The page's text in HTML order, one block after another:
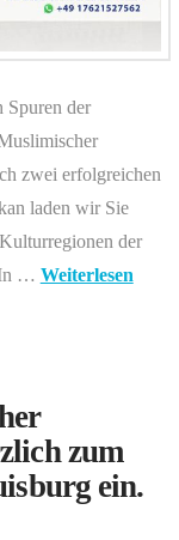
Spuren der
zwei erfolgreichen
laden wir Sie
der
In … Weiterlesen
zum
ein.